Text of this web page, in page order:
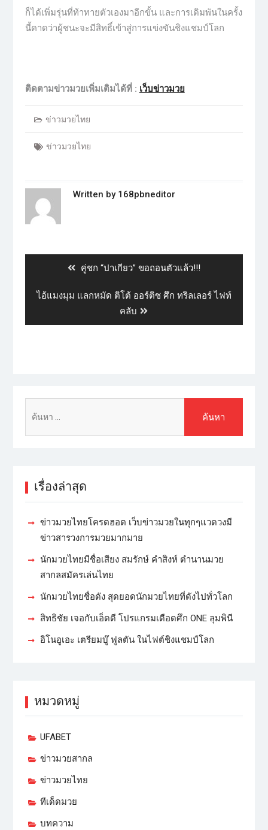
ก็ได้เพิ่มรุ่นที่ท้าทายตัวเองมาอีกขั้น และการเดิมพันในครั้ง
นี้คาดว่าผู้ชนะจะมีสิทธิ์เข้าสู่การแข่งขันชิงแชมป์โลก
ติดตามข่าวมวยเพิ่มเติมได้ที่ : เว็บข่าวมวย
ข่าวมวยไทย
ข่าวมวยไทย
Written by 168pbneditor
คู่ชก “ปาเกียว” ขอถอนตัวแล้ว!!!
ไอ้แมงมุม แลกหมัด ติโต้ ออร์ติซ ศึก ทริลเลอร์ ไฟท์
คลับ
เรื่องล่าสุด
ข่าวมวยไทยโครตฮอต เว็บข่าวมวยในทุกๆแวดวงมี
ข่าวสารวงการมวยมากมาย
นักมวยไทยมีชื่อเสียง สมรักษ์ คำสิงห์ ตำนานมวย
สากลสมัครเล่นไทย
นักมวยไทยชื่อดัง สุดยอดนักมวยไทยที่ดังไปทั่วโลก
สิทธิชัย เจอกับเอ็ดดี โปรแกรมเดือดศึก ONE ลุมพินี
อิโนอูเอะ เตรียมบู๊ ฟูลตัน ในไฟต์ชิงแชมป์โลก
หมวดหมู่
UFABET
ข่าวมวยสากล
ข่าวมวยไทย
ทีเด็ดมวย
บทความ